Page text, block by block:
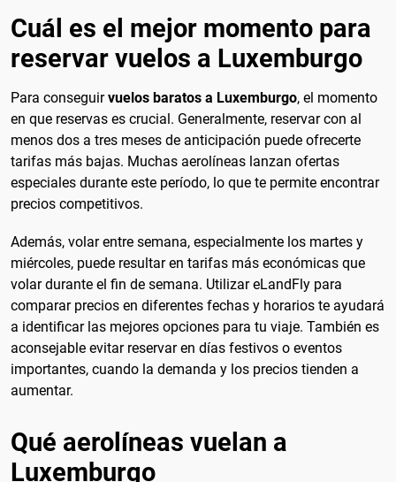
Cuál es el mejor momento para
reservar vuelos a Luxemburgo
Para conseguirvuelos baratos a Luxemburgo, el momento
en que reservas es crucial. Generalmente, reservar con al
menos dos a tres meses de anticipación puede ofrecerte
tarifas más bajas. Muchas aerolíneas lanzan ofertas
especiales durante este período, lo que te permite encontrar
precios competitivos.
Además, volar entre semana, especialmente los martes y
miércoles, puede resultar en tarifas más económicas que
volar durante el fin de semana. Utilizar eLandFly para
comparar precios en diferentes fechas y horarios te ayudará
a identificar las mejores opciones para tu viaje. También es
aconsejable evitar reservar en días festivos o eventos
importantes, cuando la demanda y los precios tienden a
aumentar.
Qué aerolíneas vuelan a
Luxemburgo